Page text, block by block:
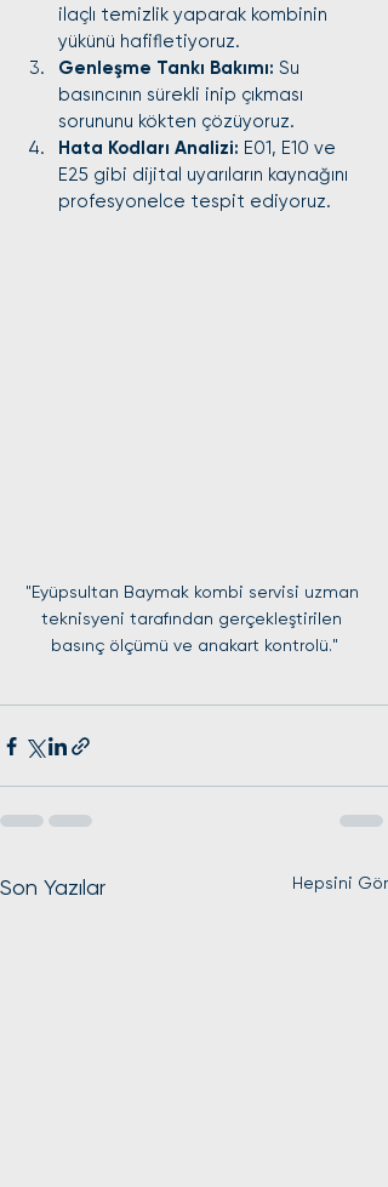
ilaçlı temizlik yaparak kombinin
yükünü hafifletiyoruz.
Genleşme Tankı Bakımı: Su
basıncının sürekli inip çıkması
sorununu kökten çözüyoruz.
Hata Kodları Analizi: E01, E10 ve
E25 gibi dijital uyarıların kaynağını
profesyonelce tespit ediyoruz.
"Eyüpsultan Baymak kombi servisi uzman
teknisyeni tarafından gerçekleştirilen
basınç ölçümü ve anakart kontrolü."
Son Yazılar Hepsini Gör